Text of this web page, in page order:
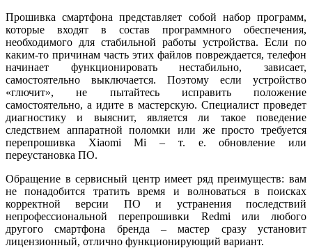
Прошивка смартфона представляет собой набор программ,
которые входят в состав программного обеспечения,
необходимого для стабильной работы устройства. Если по
каким-то причинам часть этих файлов повреждается, телефон
начинает функционировать нестабильно, зависает,
самостоятельно выключается. Поэтому если устройство
«глючит», не пытайтесь исправить положение
самостоятельно, а идите в мастерскую. Специалист проведет
диагностику и выяснит, является ли такое поведение
следствием аппаратной поломки или же просто требуется
перепрошивка Xiaomi Mi – т. е. обновление или
переустановка ПО.
Обращение в сервисный центр имеет ряд преимуществ: вам
не понадобится тратить время и волноваться в поисках
корректной версии ПО и устранения последствий
непрофессиональной перепрошивки Redmi или любого
другого смартфона бренда – мастер сразу установит
лицензионный, отлично функционирующий вариант.